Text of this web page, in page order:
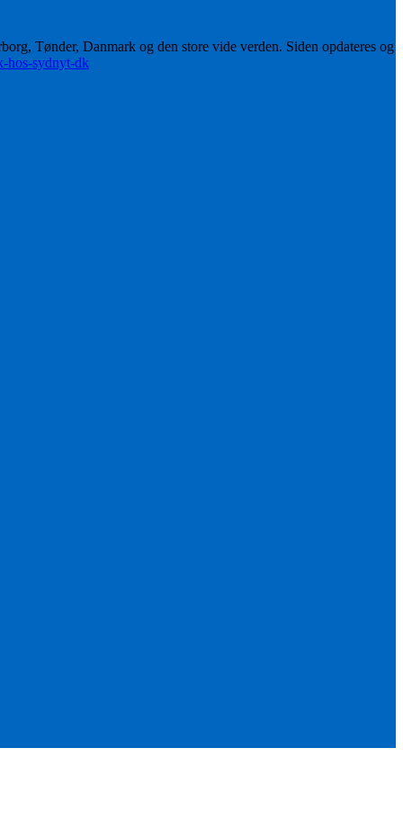
Tønder, Danmark og den store vide verden. Siden opdateres og
hos-sydnyt-dk